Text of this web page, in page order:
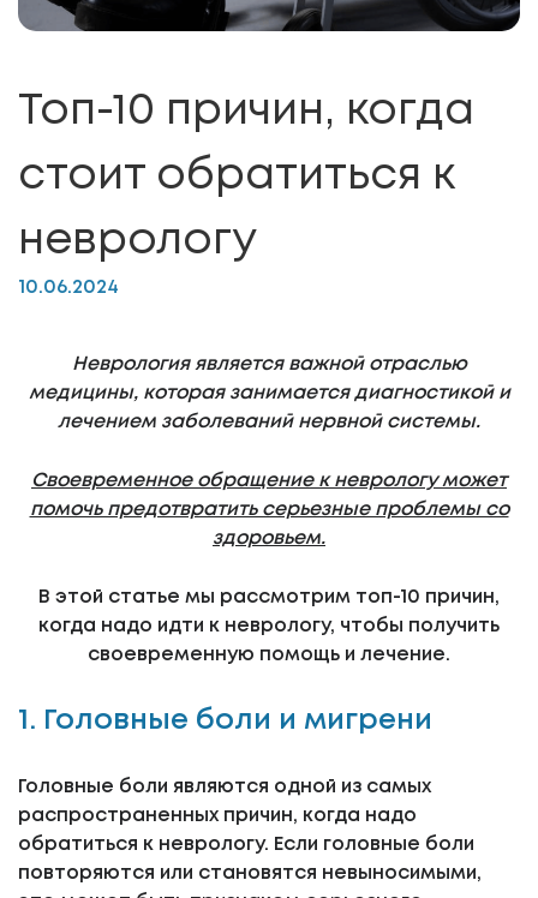
Топ-10 причин, когда
стоит обратиться к
неврологу
10.06.2024
Неврология является важной отраслью
медицины, которая занимается диагностикой и
лечением заболеваний нервной системы.
Своевременное обращение к неврологу может
помочь предотвратить серьезные проблемы со
здоровьем.
В этой статье мы рассмотрим топ-10 причин,
когда надо идти к неврологу, чтобы получить
своевременную помощь и лечение.
1. Головные боли и мигрени
Головные боли являются одной из самых
распространенных причин, когда надо
обратиться к неврологу. Если головные боли
повторяются или становятся невыносимыми,